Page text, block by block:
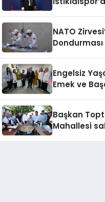
NATO
Dondurması
Engelsiz
Emek ve
Başkan
Mahallesi